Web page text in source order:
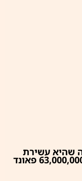
שהיא עשירת